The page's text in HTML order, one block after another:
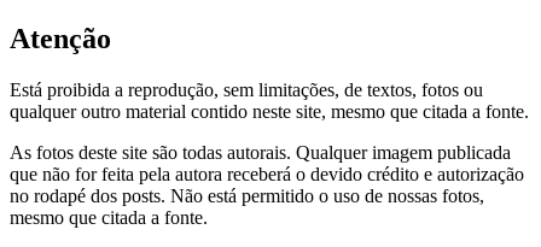
Atenção
Está proibida a reprodução, sem limitações, de textos, fotos ou
qualquer outro material contido neste site, mesmo que citada a fonte.
As fotos deste site são todas autorais. Qualquer imagem publicada
que não for feita pela autora receberá o devido crédito e autorização
no rodapé dos posts. Não está permitido o uso de nossas fotos,
mesmo que citada a fonte.